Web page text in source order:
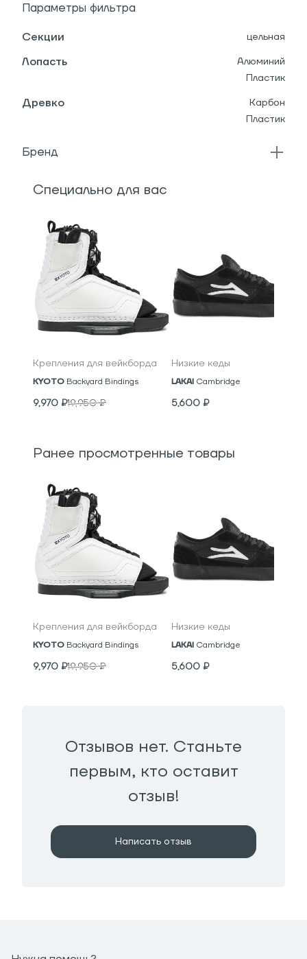
Параметры фильтра
Секции цельная
Лопасть
Алюминий
Пластик
Древко
Карбон
Пластик
Бренд
Специально для вас
Крепления для вейкборда
KYOTO Backyard Bindings
9,970 ₽19,950₽
Низкие кеды
LAKAI Cambridge
5,600 ₽
Ранее просмотренные товары
Крепления для вейкборда
KYOTO Backyard Bindings
9,970 ₽19,950₽
Низкие кеды
LAKAI Cambridge
5,600 ₽
Отзывов нет. Станьте
первым, кто оставит
отзыв!
Написать отзыв